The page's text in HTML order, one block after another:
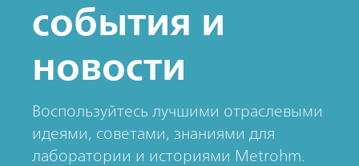
события и
новости
Воспользуйтесь лучшими отраслевыми
идеями, советами, знаниями для
лаборатории и историями Metrohm.